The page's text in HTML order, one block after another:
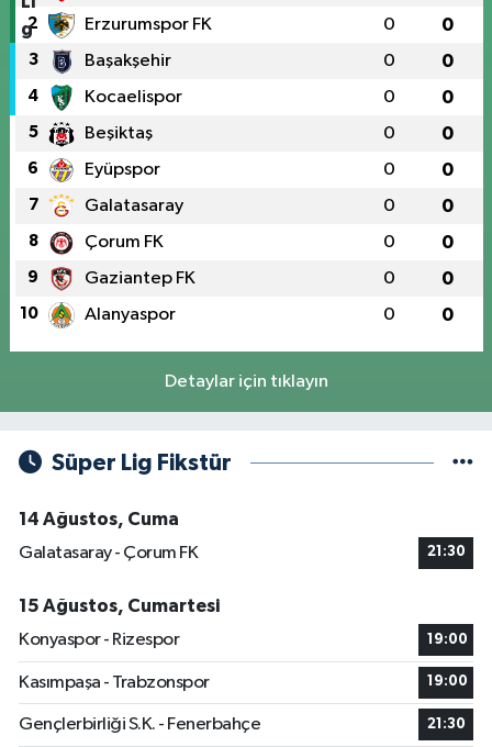
2 Erzurumspor FK 0 0
3 Başakşehir 0 0
4 Kocaelispor 0 0
5 Beşiktaş 0 0
6 Eyüpspor 0 0
7 Galatasaray 0 0
8 Çorum FK 0 0
9 Gaziantep FK 0 0
10 Alanyaspor 0 0
Detaylar için tıklayın
Süper Lig Fikstür
14 Ağustos, Cuma
Galatasaray - Çorum FK
21:30
15 Ağustos, Cumartesi
Konyaspor - Rizespor
19:00
Kasımpaşa - Trabzonspor 19:00
Gençlerbirliği S.K. - Fenerbahçe 21:30